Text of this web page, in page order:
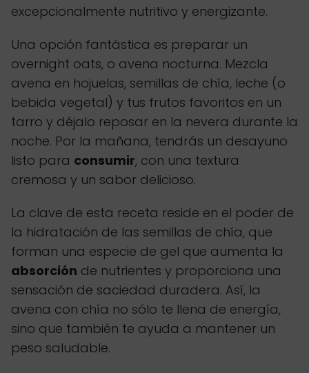
excepcionalmente nutritivo y energizante.
Una opción fantástica es preparar un
overnight oats, o avena nocturna. Mezcla
avena en hojuelas, semillas de chía, leche (o
bebida vegetal) y tus frutos favoritos en un
tarro y déjalo reposar en la nevera durante la
noche. Por la mañana, tendrás un desayuno
listo para consumir, con una textura
cremosa y un sabor delicioso.
La clave de esta receta reside en el poder de
la hidratación de las semillas de chía, que
forman una especie de gel que aumenta la
absorción de nutrientes y proporciona una
sensación de saciedad duradera. Así, la
avena con chía no sólo te llena de energía,
sino que también te ayuda a mantener un
peso saludable.